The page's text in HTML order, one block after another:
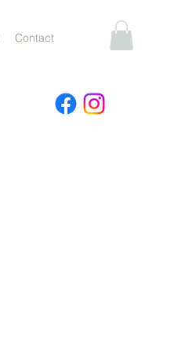
Contact